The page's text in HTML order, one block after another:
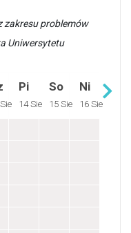
zakresu problemów
Uniwersytetu
Pi
14 Sie
So
15 Sie
Ni
16 Sie